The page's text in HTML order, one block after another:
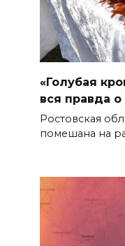
«Голубая
вся правда
Ростовская
помешана на